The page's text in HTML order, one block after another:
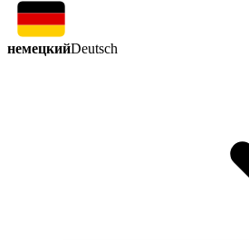
немецкийDeutsch